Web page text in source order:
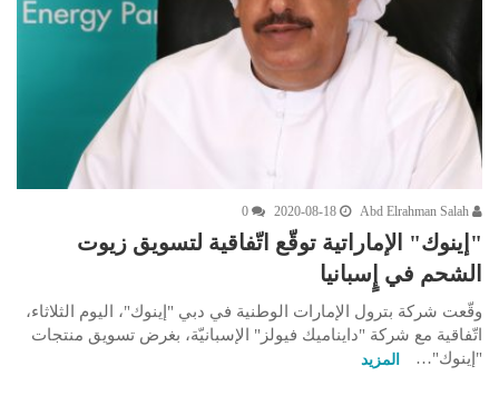
2020-08-18
0
"إينوك" الإماراتية توقّع اتّفاقية لتسويق زيوت
الشحم في إٍسبانيا
وقّعت شركة بترول الإمارات الوطنية في دبي "إينوك"، اليوم الثلاثاء،
اتّفاقية مع شركة "دايناميك فيولز" الإسبانيّة، بغرض تسويق منتجات
"إينوك"…
المزيد